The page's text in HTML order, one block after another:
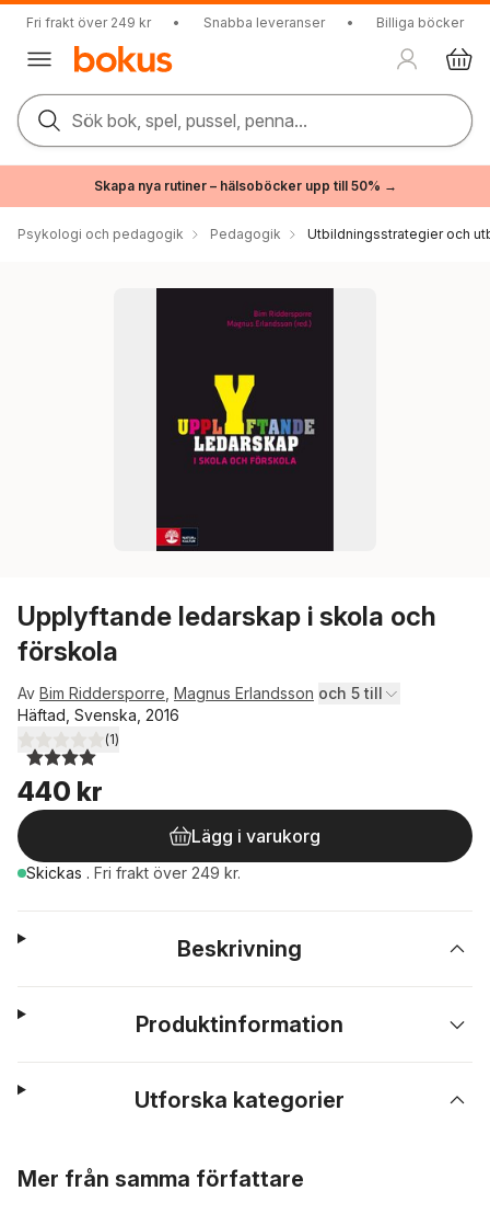
Fri frakt över 249 kr • Snabba leveranser • Billiga böcker
Sök bok, spel, pussel, penna...
Skapa nya rutiner – hälsoböcker upp till 50% →
Psykologi och pedagogik Pedagogik Utbildningsstrategier och
Upplyftande ledarskap i skola och
förskola
Av Bim Riddersporre Magnus Erlandsson och 5 till
Häftad, Svenska, 2016
4,0utav 5 stjärnor. Totalt antal röster:
(1)
440 kr
Lägg i varukorg
Skickas . Fri frakt över 249 kr.
Beskrivning
Produktinformation
Utforska kategorier
Mer från samma författare